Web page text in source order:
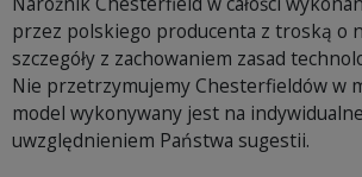
przez polskiego producenta z troską o
szczegóły z zachowaniem zasad
Nie przetrzymujemy Chesterfieldów w
model wykonywany jest na
uwzględnieniem Państwa sugestii.